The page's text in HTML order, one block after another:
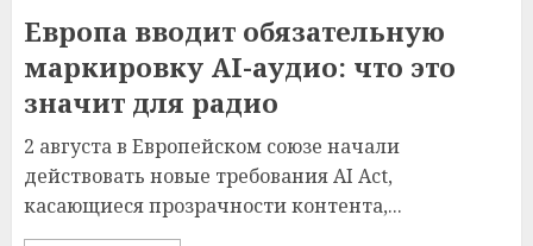
Европа вводит обязательную
маркировку AI-аудио: что это
значит для радио
2 августа в Европейском союзе начали
действовать новые требования AI Act,
касающиеся прозрачности контента,...